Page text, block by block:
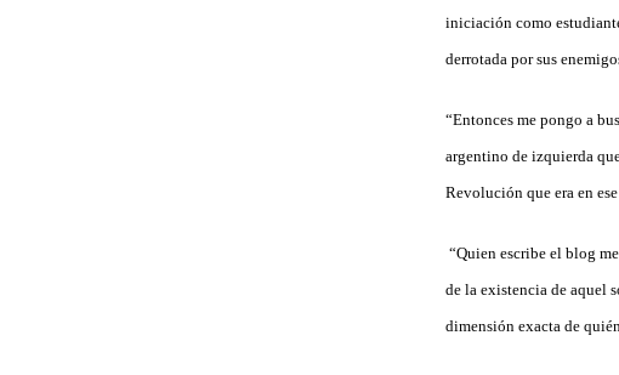
iniciación como
derrotada por sus
“Entonces me pongo a
argentino de izquierda
Revolución que era en
“Quien escribe el blog
de la existencia de aquel
dimensión exacta de